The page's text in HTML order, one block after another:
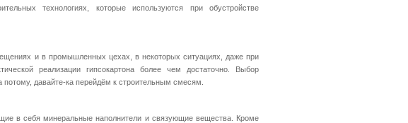
технологиях, которые используются при обустройстве
и в промышленных цехах, в некоторых ситуациях, даже при
реализации гипсокартона более чем достаточно. Выбор
потому, давайте-ка перейдём к строительным смесям.
в себя минеральные наполнители и связующие вещества. Кроме